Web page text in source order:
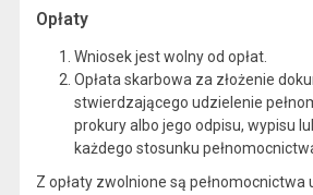
Opłaty
Wniosek jest wolny od opłat.
Opłata skarbowa za złożenie
stwierdzającego udzielenie
prokury albo jego odpisu, wypisu
każdego stosunku
Z opłaty zwolnione są pełnomocnictwa